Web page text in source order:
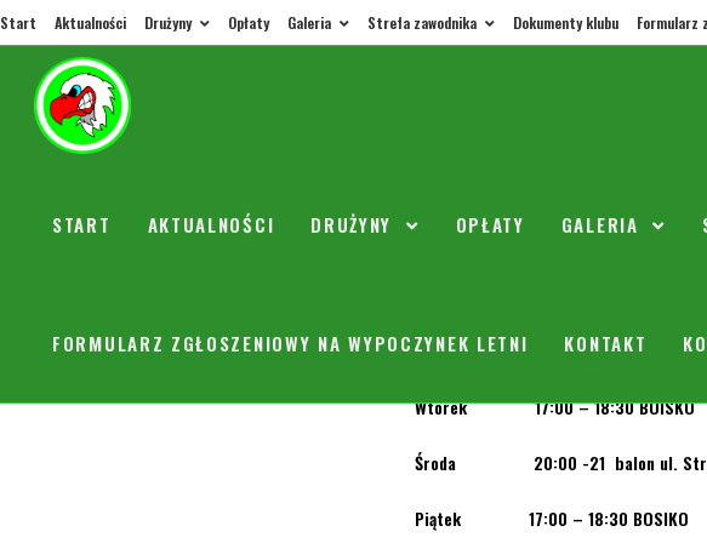
Start Aktualności Drużyny Opłaty Galeria Strefa zawodnika Dokumenty klubu Formularz
START AKTUALNOŚCI DRUŻYNY OPŁATY GALERIA
FORMULARZ ZGŁOSZENIOWY NA WYPOCZYNEK LETNI KONTAKT
Poniedziałek 18-19 Tr – Motoryczny z
Wtorek 17:00 – 18:30 BOISKO
Środa 20:00 -21 balon ul.
Piątek 17:00 – 18:30 BOSIKO